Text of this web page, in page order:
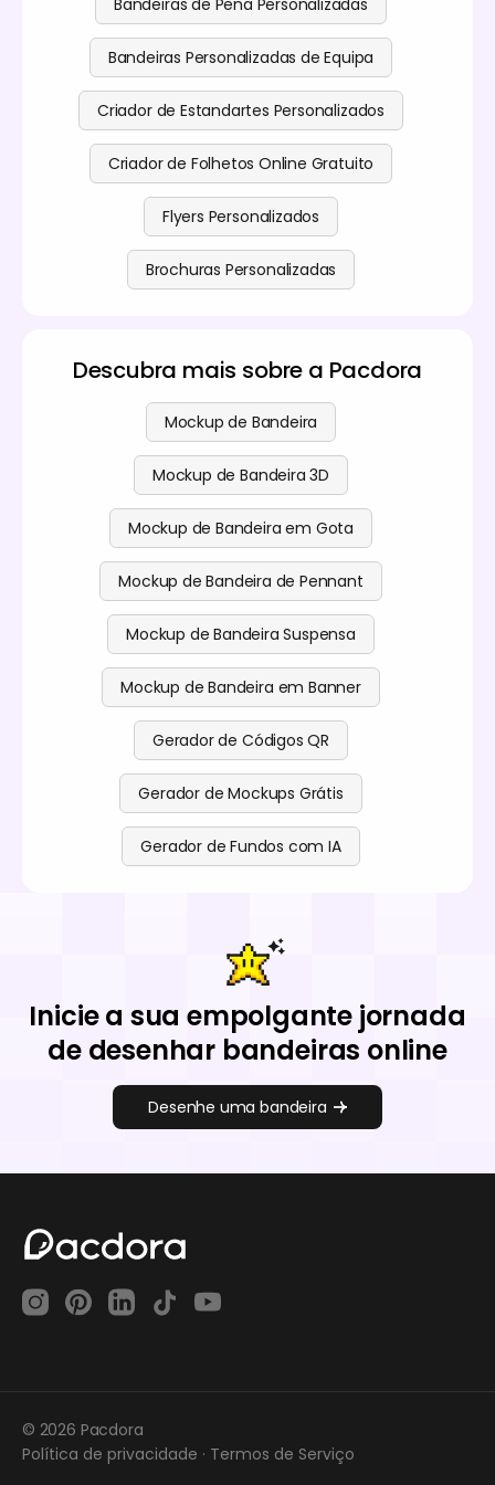
Bandeiras de Pena Personalizadas
Bandeiras Personalizadas de Equipa
Criador de Estandartes Personalizados
Criador de Folhetos Online Gratuito
Flyers Personalizados
Brochuras Personalizadas
Descubra mais sobre a Pacdora
Mockup de Bandeira
Mockup de Bandeira 3D
Mockup de Bandeira em Gota
Mockup de Bandeira de Pennant
Mockup de Bandeira Suspensa
Mockup de Bandeira em Banner
Gerador de Códigos QR
Gerador de Mockups Grátis
Gerador de Fundos com IA
Inicie a sua empolgante jornada
de desenhar bandeiras online
Desenhe uma bandeira
© 2026 Pacdora
Política de privacidade · Termos de Serviço